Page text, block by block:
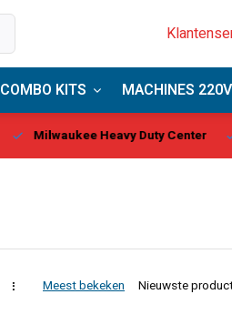
COMBO KITS MACHINES 220V
Milwaukee Heavy Duty Center
Meest bekeken Nieuwste